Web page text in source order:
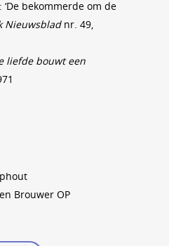
bekommerde om de
Nieuwsbladnr. 49,
liefde bouwt een
Brouwer OP